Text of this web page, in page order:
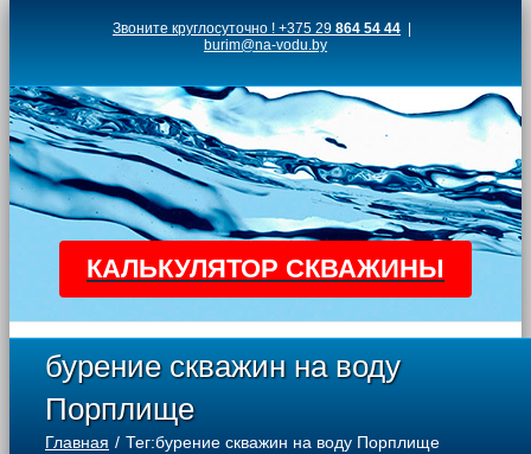
content
Звоните круглосуточно ! +375 29 864 54 44
burim@na-vodu.by
КАЛЬКУЛЯТОР СКВАЖИНЫ
бурение скважин на воду
Порплище
Главная Тег:бурение скважин на воду Порплище